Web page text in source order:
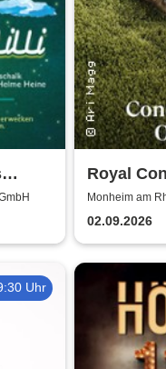
die
Royal
Monheim am
02.09.2026
Uhr